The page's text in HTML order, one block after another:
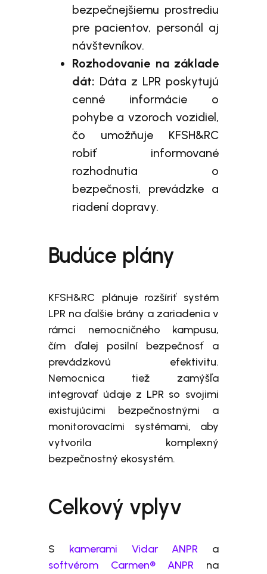
bezpečnejšiemu prostrediu
pre pacientov, personál aj
návštevníkov.
Rozhodovanie na základe
dát: Dáta z LPR poskytujú
cenné informácie o
pohybe a vzoroch vozidiel,
čo umožňuje KFSH&RC
robiť informované
rozhodnutia o
bezpečnosti, prevádzke a
riadení dopravy.
Budúce plány
KFSH&RC plánuje rozšíriť systém
LPR na ďalšie brány a zariadenia v
rámci nemocničného kampusu,
čím ďalej posilní bezpečnosť a
prevádzkovú efektivitu.
Nemocnica tiež zamýšľa
integrovať údaje z LPR so svojimi
existujúcimi bezpečnostnými a
monitorovacími systémami, aby
vytvorila komplexný
bezpečnostný ekosystém.
Celkový vplyv
S kamerami Vidar ANPR a
softvérom Carmen® ANPR na